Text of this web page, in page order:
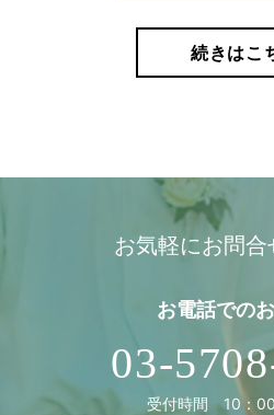
続きはこ
お気軽にお問
お電話での
03-
受付時間 10：